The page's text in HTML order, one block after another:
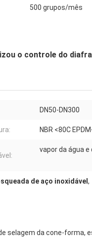
500 grupos/mês
o controle do
DN50-DN300
NBR <80C
vapor da água e
de aço inoxidável ,
selagem da cone-forma,